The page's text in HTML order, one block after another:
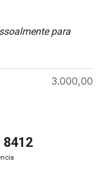
para
3.000,00
8412